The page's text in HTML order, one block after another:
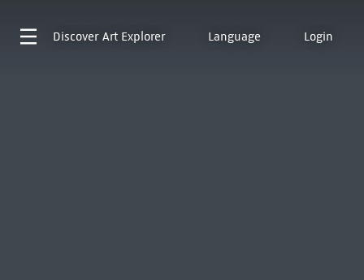
Discover Art Explorer Language Login